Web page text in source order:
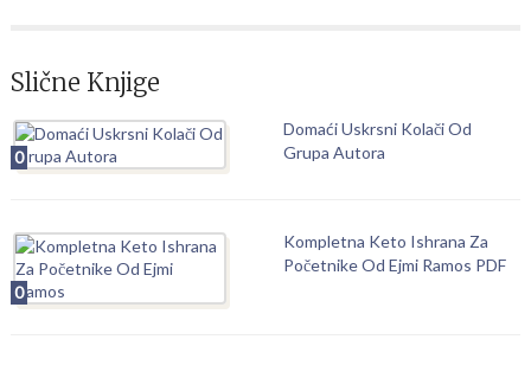
Slične Knjige
0
Domaći Uskrsni Kolači Od
Grupa Autora
0
Kompletna Keto Ishrana Za
Početnike Od Ejmi Ramos PDF